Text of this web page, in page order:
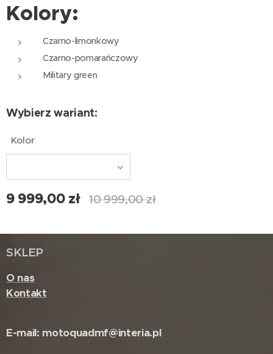
Kolory:
Czarno-limonkowy
Czarno-pomarańczowy
Military green
Wybierz wariant:
Kolor
9 999,00zł 10 999,00zł
SKLEP
O nas
Kontakt
E-mail: motoquadmf@interia.pl